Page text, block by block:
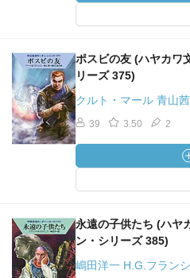
ポスビの友 (ハヤカワ
リーズ 375)
クルト・マール 青山
39 3.50 2
永遠の子供たち (ハヤ
ン・シリーズ 385)
嶋田洋一 H.G.フラン